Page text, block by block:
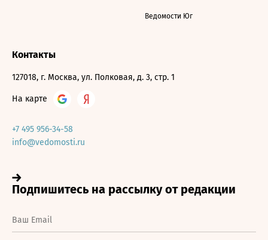
Ведомости Юг
Контакты
127018, г. Москва, ул. Полковая, д. 3, стр. 1
На карте
+7 495 956-34-58
info@vedomosti.ru